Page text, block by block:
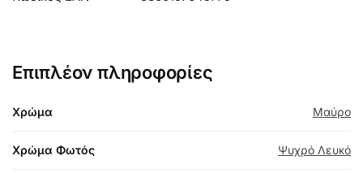
Επιπλέον πληροφορίες
Χρώμα Μαύρο
Χρώμα Φωτός Ψυχρό Λευκό